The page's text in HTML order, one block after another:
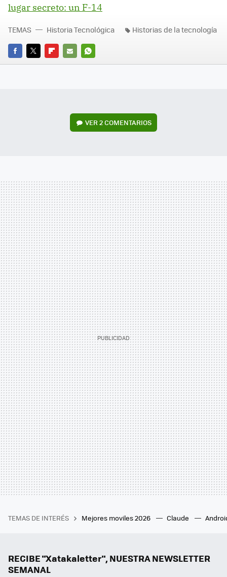
lugar secreto: un F-14
FACEBOOK
TWITTERFLIPBOARD
E-
WHATSAPP
TEMAS Historia Tecnológica Historias de la tecnología
VER2 COMENTARIOS
TEMAS DE INTERÉS Mejores moviles 2026 Claude
RECIBE "Xatakaletter", NUESTRA NEWSLETTER
SEMANAL